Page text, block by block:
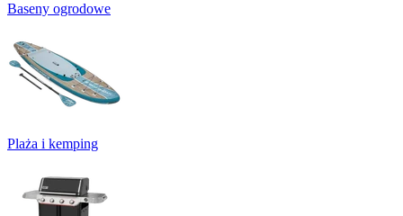
Baseny ogrodowe
Plaża i kemping